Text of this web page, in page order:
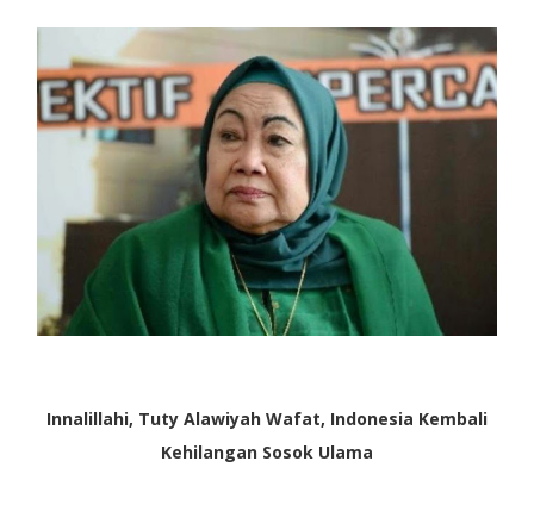
Innalillahi, Tuty Alawiyah Wafat, Indonesia Kembali
Kehilangan Sosok Ulama